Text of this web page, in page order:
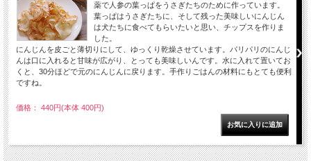
薬で人参の葉っぱをうさぎたちのために作っています。
葉っぱはうさぎたちに、そして残った美味しいにんじん
は犬たちに食べてもらいたいと思い、チップスを作りま
した。
にんじんを皮ごと薄切りにして、ゆっくり乾燥させています。パリパリのにんじ
んは口に入れると甘味が広がり、とっても美味しいんです。水に入れて置いてお
くと、30分ほどで元のにんじんに戻ります。手作りごはんの材料にもとても便利
ですね。
価格： 440円(本体 400円)